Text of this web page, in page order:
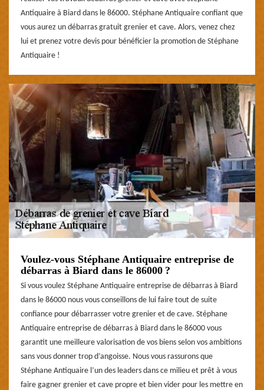
Antiquaire à Biard dans le 86000. Stéphane Antiquaire confiant que
vous aurez un débarras gratuit grenier et cave. Alors, venez chez
lui et prenez votre devis pour bénéficier la promotion de Stéphane
Antiquaire !
Voulez-vous Stéphane Antiquaire entreprise de
débarras à Biard dans le 86000 ?
Si vous voulez Stéphane Antiquaire entreprise de débarras à Biard
dans le 86000 nous vous conseillons de lui faire tout de suite
confiance pour débarrasser votre grenier et de cave. Stéphane
Antiquaire entreprise de débarras à Biard dans le 86000 vous
garantit une meilleure valorisation de vos biens selon vos ambitions
sans vous donner trop d’angoisse. Nous vous rassurons que
Stéphane Antiquaire l’un des leaders dans ce milieu et prêt à vous
faire gagner grenier et cave propre et bien vider pour les mettre en